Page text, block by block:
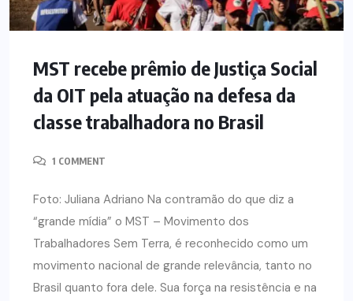
MST recebe prêmio de Justiça Social
da OIT pela atuação na defesa da
classe trabalhadora no Brasil
1 COMMENT
Foto: Juliana Adriano Na contramão do que diz a
“grande mídia” o MST – Movimento dos
Trabalhadores Sem Terra, é reconhecido como um
movimento nacional de grande relevância, tanto no
Brasil quanto fora dele. Sua força na resistência e na